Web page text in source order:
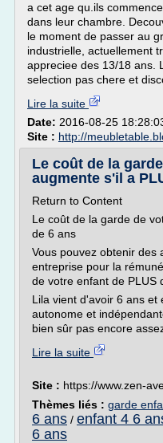
a cet age qu.ils
dans leur chambre.
le moment de passer au
industrielle, actuellement
appreciee des 13/18 ans.
selection pas chere et
Lire la suite
Date: 2016-08-25
Site : http://
Le coût de la
augmente s'il a
Return to Content
Le coût de la garde de
de 6 ans
Vous pouvez obtenir des
entreprise pour la
de votre enfant de PLUS
Lila vient d'avoir 6 ans et
autonome et
bien sûr pas encore
Lire la suite
Site : https://www.zen-
Thèmes liés : garde
6 ans / enfant 4 6
6 ans